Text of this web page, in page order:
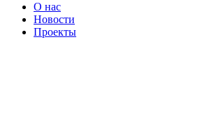
О нас
Новости
Проекты